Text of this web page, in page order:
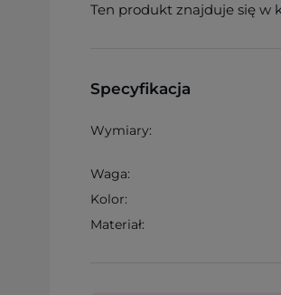
Ten produkt znajduje się w
Specyfikacja
Wymiary:
Waga:
Kolor:
Materiał: